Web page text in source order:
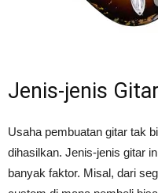
Jenis-jenis Gitar
Usaha pembuatan gitar tak
dihasilkan. Jenis-jenis gitar
banyak faktor. Misal, dari